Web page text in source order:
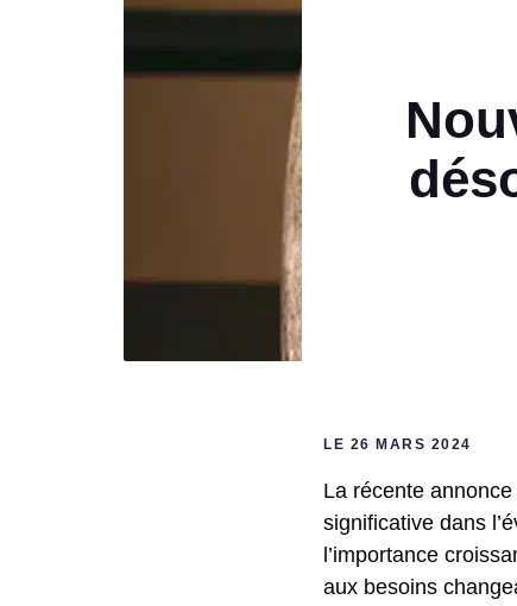
LE 26 MARS 2024
La récente
significative dans
l’importance
aux besoins